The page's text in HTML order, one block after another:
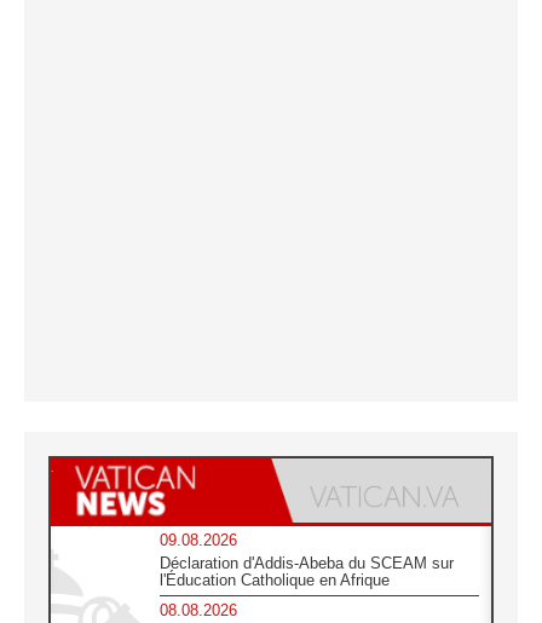
09.08.2026
Déclaration d'Addis-Abeba du SCEAM sur
l'Éducation Catholique en Afrique
08.08.2026